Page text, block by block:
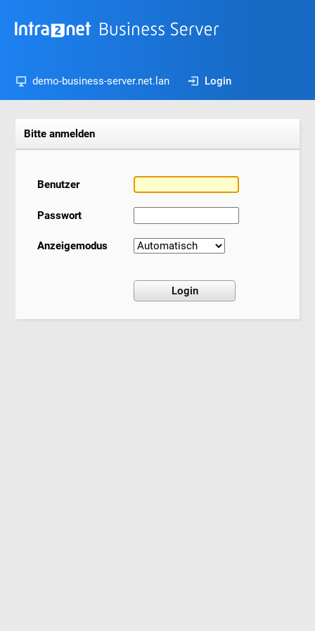
demo-business-server.net.lan Login
Bitte anmelden
Benutzer
Passwort
Anzeigemodus